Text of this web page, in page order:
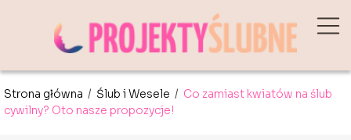
Strona główna / Ślub i Wesele / Co zamiast kwiatów na ślub
cywilny? Oto nasze propozycje!